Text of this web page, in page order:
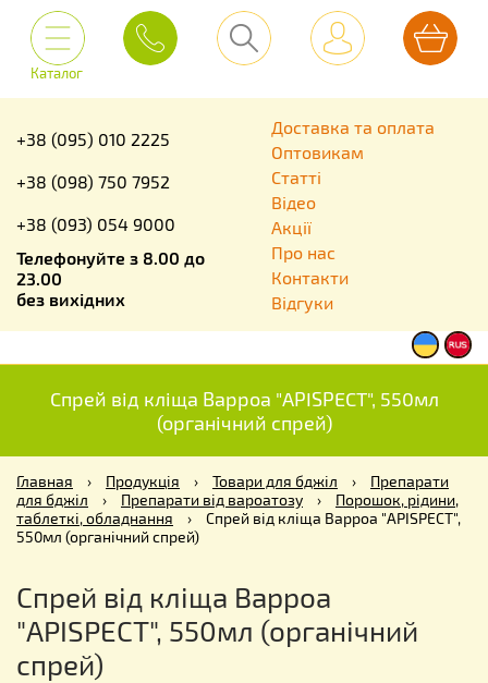
Каталог
+38 (095) 010 2225
+38 (098) 750 7952
+38 (093) 054 9000
Телефонуйте з 8.00 до
23.00
без вихідних
Доставка та оплата
Оптовикам
Статті
Відео
Акції
Про нас
Контакти
Відгуки
Спрей від кліща Варроа "APISPECT", 550мл
(органічний спрей)
Главная › Продукція › Товари для бджіл ›
Препарати
для бджіл
› Препарати від вароатозу ›
Порошок, рідини,
таблеткі, обладнання
›
Спрей від кліща Варроа "APISPECT",
550мл (органічний спрей)
Спрей від кліща Варроа
"APISPECT", 550мл (органічний
спрей)